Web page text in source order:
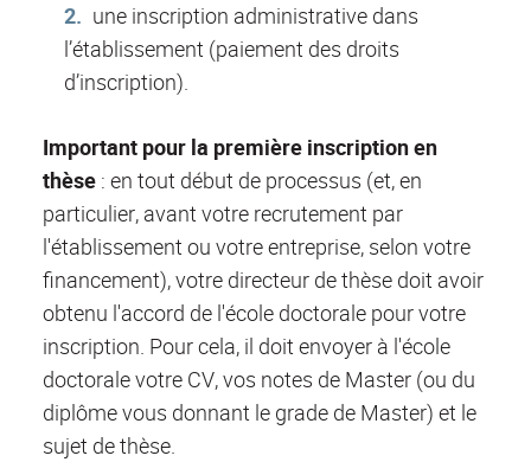
une inscription administrative dans
l’établissement (paiement des droits
d’inscription).
Important pour la première inscription en
thèse : en tout début de processus (et, en
particulier, avant votre recrutement par
l'établissement ou votre entreprise, selon votre
financement), votre directeur de thèse doit avoir
obtenu l'accord de l'école doctorale pour votre
inscription. Pour cela, il doit envoyer à l'école
doctorale votre CV, vos notes de Master (ou du
diplôme vous donnant le grade de Master) et le
sujet de thèse.